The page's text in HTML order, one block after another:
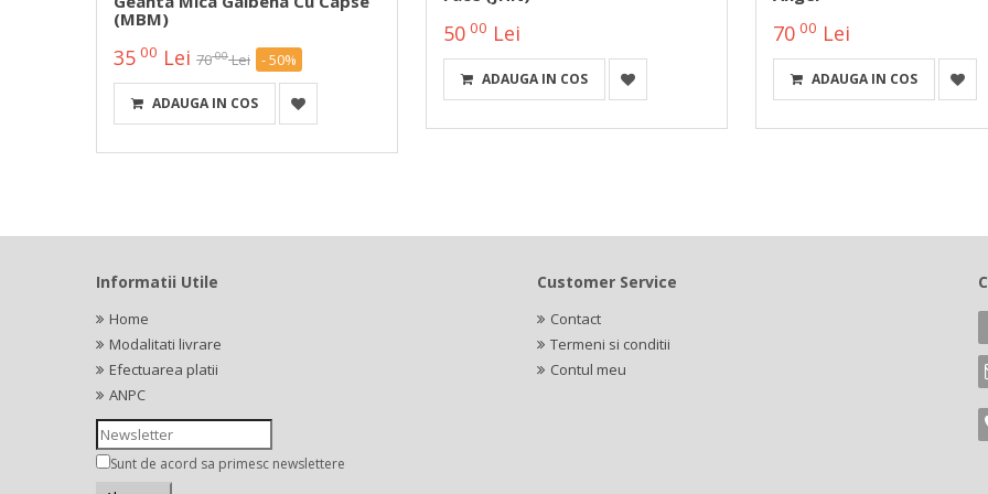
(MBM)
35 00 Lei 7000 Lei - 50%
ADAUGA IN COS
5000 Lei
ADAUGA IN COS
7000 Lei
ADAUGA IN COS
Informatii Utile
Home
Modalitati livrare
Efectuarea platii
ANPC
Sunt de acord sa primesc newslettere
Customer Service
Contact
Termeni si conditii
Contul meu